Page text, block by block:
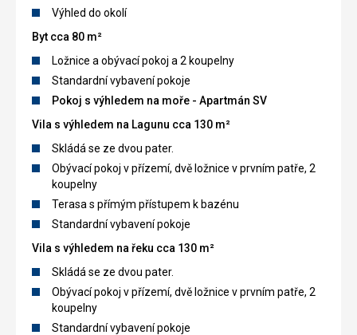
Výhled do okolí
Byt cca 80 m²
Ložnice a obývací pokoj a 2 koupelny
Standardní vybavení pokoje
Pokoj s výhledem na moře - Apartmán SV
Vila s výhledem na Lagunu cca 130 m²
Skládá se ze dvou pater.
Obývací pokoj v přízemí, dvě ložnice v prvním patře, 2
koupelny
Terasa s přímým přístupem k bazénu
Standardní vybavení pokoje
Vila s výhledem na řeku cca 130 m²
Skládá se ze dvou pater.
Obývací pokoj v přízemí, dvě ložnice v prvním patře, 2
koupelny
Standardní vybavení pokoje